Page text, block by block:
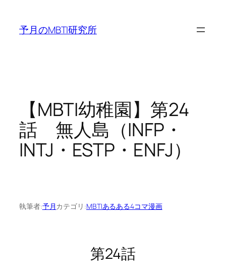
予月のMBTI研究所
【MBTI幼稚園】第24
話 無人島（INFP・
INTJ・ESTP・ENFJ）
執筆者:予月 カテゴリ:MBTIあるある4コマ漫画
第24話